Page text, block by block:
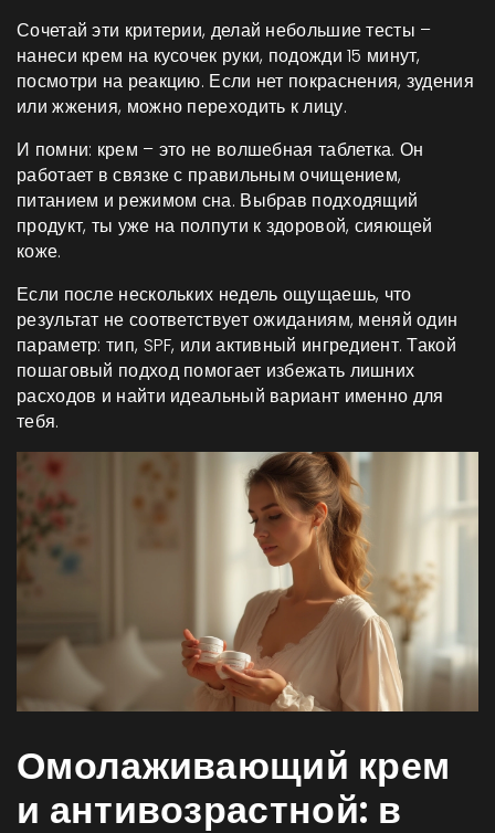
Сочетай эти критерии, делай небольшие тесты –
нанеси крем на кусочек руки, подожди 15 минут,
посмотри на реакцию. Если нет покраснения, зудения
или жжения, можно переходить к лицу.
И помни: крем – это не волшебная таблетка. Он
работает в связке с правильным очищением,
питанием и режимом сна. Выбрав подходящий
продукт, ты уже на полпути к здоровой, сияющей
коже.
Если после нескольких недель ощущаешь, что
результат не соответствует ожиданиям, меняй один
параметр: тип, SPF, или активный ингредиент. Такой
пошаговый подход помогает избежать лишних
расходов и найти идеальный вариант именно для
тебя.
Омолаживающий крем
и антивозрастной: в